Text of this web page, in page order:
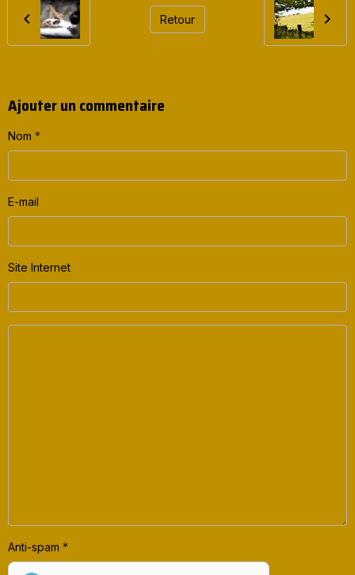
Retour
Ajouter un commentaire
Nom
E-mail
Site Internet
Anti-spam